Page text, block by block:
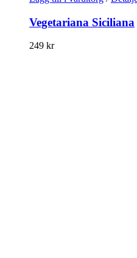
Vegetariana Siciliana
249 kr